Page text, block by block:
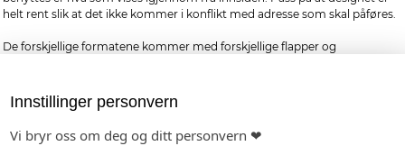
helt rent slik at det ikke kommer i konflikt med adresse som skal påføres.
De forskjellige formatene kommer med forskjellige flapper og
Innstillinger personvern
Vi bryr oss om deg og ditt personvern ❤